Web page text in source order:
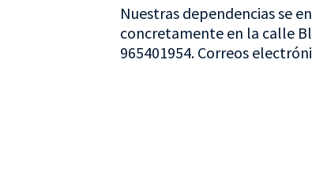
Nuestras dependencias se
concretamente en la calle
965401954. Correos